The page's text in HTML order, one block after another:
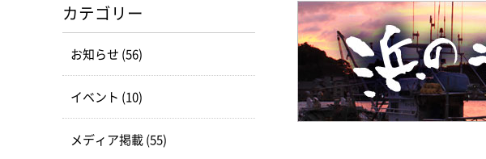
カテゴリー
お知らせ (56)
イベント (10)
メディア掲載 (55)